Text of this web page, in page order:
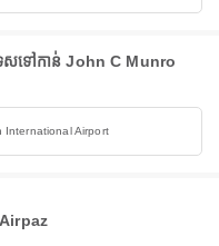
សទៅកាន់ John C Munro
International Airport